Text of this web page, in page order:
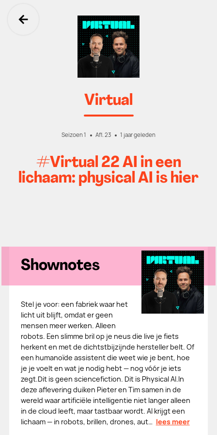
Ga terug
Virtual
Seizoen 1 Afl. 23 1 jaar geleden
#Virtual 22 AI in een
lichaam: physical AI is hier
Shownotes
Stel je voor: een fabriek waar het
licht uit blijft, omdat er geen
mensen meer werken. Alleen
robots. Een slimme bril op je neus die live je fiets
herkent en met de dichtstbijzijnde hersteller belt. Of
een humanoïde assistent die weet wie je bent, hoe
je je voelt en wat je nodig hebt — nog vóór je iets
zegt.Dit is geen sciencefiction. Dit is Physical AI.In
deze aflevering duiken Pieter en Tim samen in de
wereld waar artificiële intelligentie niet langer alleen
in de cloud leeft, maar tastbaar wordt. AI krijgt een
lichaam — in robots, brillen, drones, aut… lees meer